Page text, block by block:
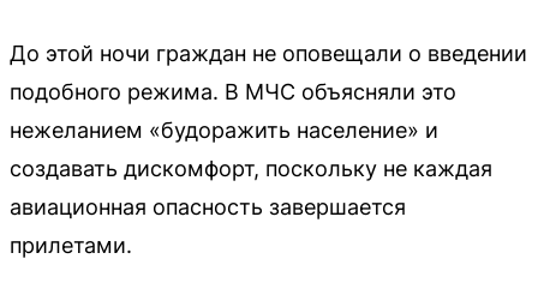
До этой ночи граждан не оповещали о введении
подобного режима. В МЧС объясняли это
нежеланием «будоражить население» и
создавать дискомфорт, поскольку не каждая
авиационная опасность завершается
прилетами.